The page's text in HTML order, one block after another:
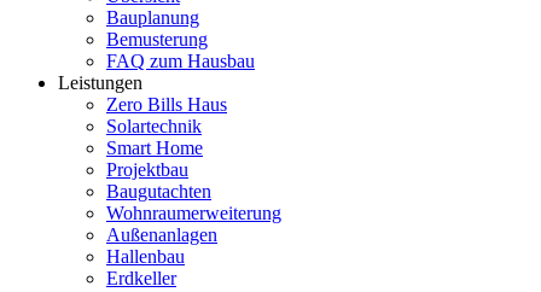
Bauplanung
Bemusterung
FAQ zum Hausbau
Leistungen
Zero Bills Haus
Solartechnik
Smart Home
Projektbau
Baugutachten
Wohnraumerweiterung
Außenanlagen
Hallenbau
Erdkeller